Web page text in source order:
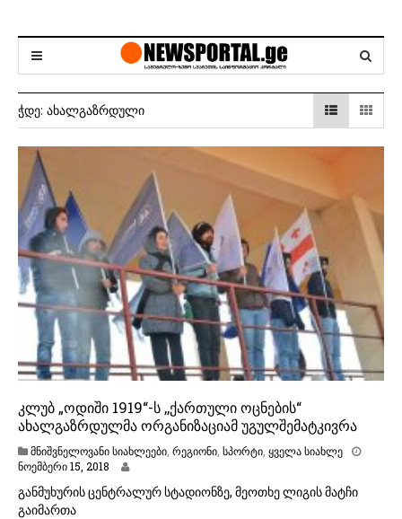
ᲭᲓᲔ: ᲐᲮᲐᲚᲒᲐᲖᲠᲓᲣᲚᲘ
კლუბ „ოდიში 1919“-ს ,,ქართული ოცნების“
ახალგაზრდულმა ორგანიზაციამ უგულშემატკივრა
მნიშვნელოვანი სიახლეები რეგიონი სპორტი ყველა სიახლე
ნოემბერი 15, 2018
განმუხურის ცენტრალურ სტადიონზე, მეოთხე ლიგის მატჩი
გაიმართა